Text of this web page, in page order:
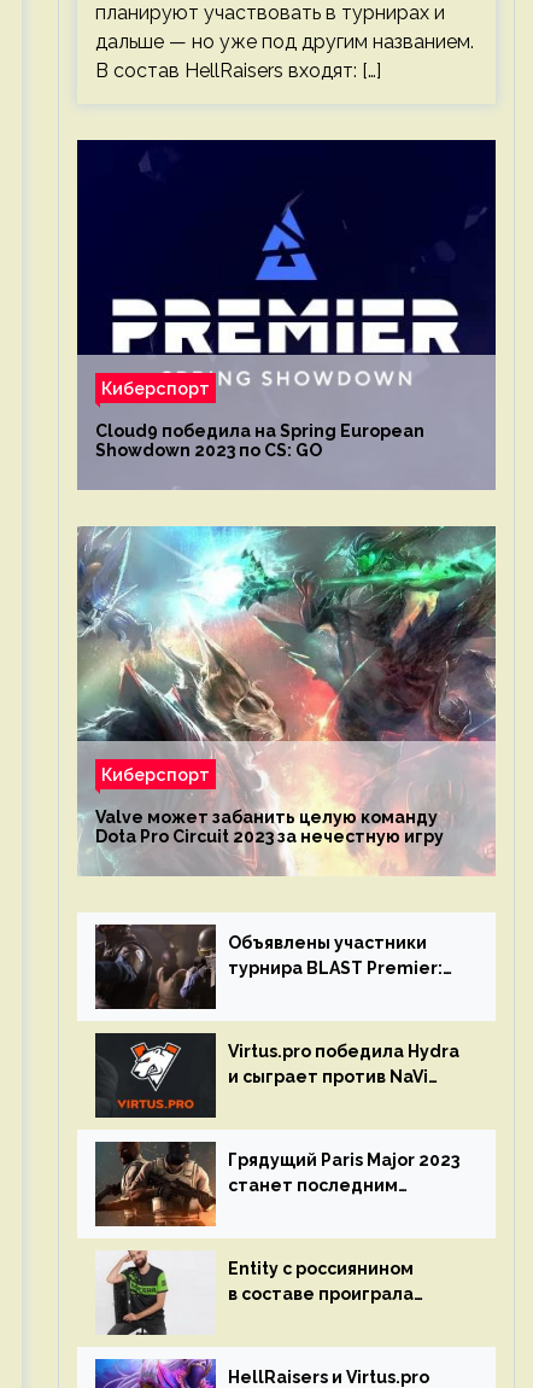
планируют участвовать в турнирах и
дальше — но уже под другим названием.
В состав HellRaisers входят: […]
Киберспорт
Cloud9 победила на Spring European
Showdown 2023 по CS: GO
Киберспорт
Valve может забанить целую команду
Dota Pro Circuit 2023 за нечестную игру
Объявлены участники
турнира BLAST Premier:
Virtus.pro победила Hydra
и сыграет против NaVi
Circuit
Грядущий Paris Major 2023
станет последним
GO
Entity с россиянином
в составе проиграла
Circuit 2023
HellRaisers и Virtus.pro